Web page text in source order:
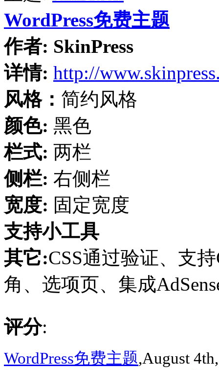
WordPress免费主题
作者: SkinPress
详情: http://
风格： 简约风格
颜色: 黑色
栏式: 两栏
侧栏: 右侧栏
宽度: 固定宽度
支持小工具
其它:CSS通过验证、支
角、选项页、集成
评分:
WordPress免费主题,August